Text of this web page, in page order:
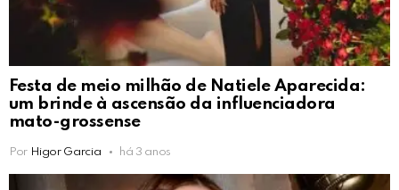
Festa de meio milhão de Natiele Aparecida:
um brinde à ascensão da influenciadora
mato-grossense
Por Higor Garcia há 3 anos